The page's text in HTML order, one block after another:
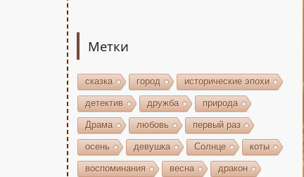
Метки
сказка город исторические эпохи
детектив дружба природа
Драма любовь первый раз
осень девушка Солнце коты
воспоминания весна дракон